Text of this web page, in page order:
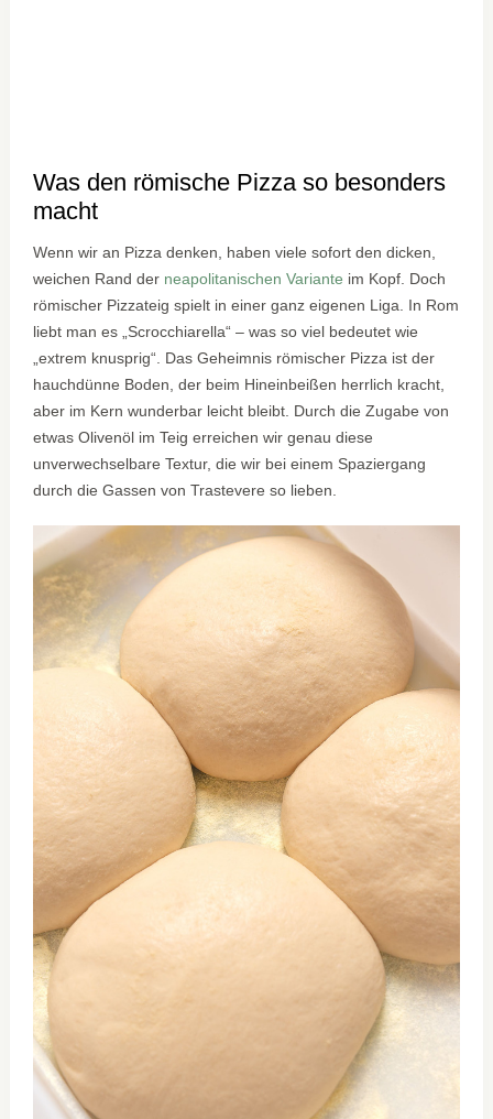
Was den römische Pizza so besonders
macht
Wenn wir an Pizza denken, haben viele sofort den dicken,
weichen Rand der neapolitanischen Variante im Kopf. Doch
römischer Pizzateig spielt in einer ganz eigenen Liga. In Rom
liebt man es „Scrocchiarella“ – was so viel bedeutet wie
„extrem knusprig“. Das Geheimnis römischer Pizza ist der
hauchdünne Boden, der beim Hineinbeißen herrlich kracht,
aber im Kern wunderbar leicht bleibt. Durch die Zugabe von
etwas Olivenöl im Teig erreichen wir genau diese
unverwechselbare Textur, die wir bei einem Spaziergang
durch die Gassen von Trastevere so lieben.